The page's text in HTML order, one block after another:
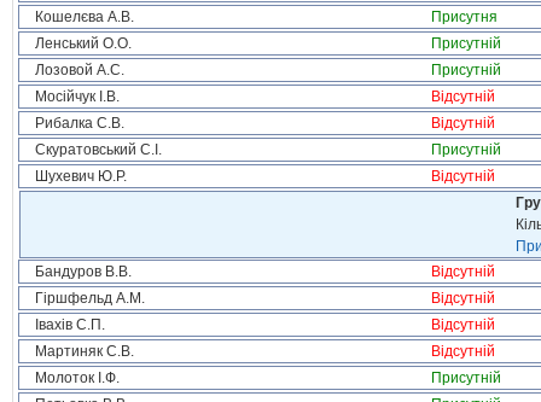
Кошелєва А.В.
Присутня
Ленський О.О.
Присутній
Лозовой А.С.
Присутній
Мосійчук І.В.
Відсутній
Рибалка С.В.
Відсутній
Скуратовський С.І.
Присутній
Шухевич Ю.Р.
Відсутній
Бандуров В.В.
Відсутній
Гіршфельд А.М.
Відсутній
Івахів С.П.
Відсутній
Мартиняк С.В.
Відсутній
Молоток І.Ф.
Присутній